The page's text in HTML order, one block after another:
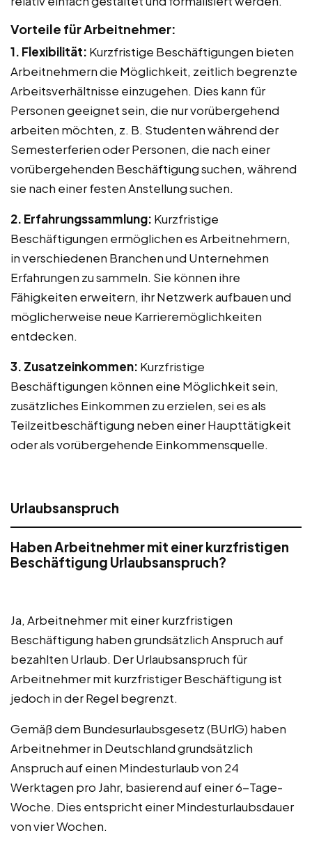
Vorteile für Arbeitnehmer:
1. Flexibilität: Kurzfristige Beschäftigungen bieten
Arbeitnehmern die Möglichkeit, zeitlich begrenzte
Arbeitsverhältnisse einzugehen. Dies kann für
Personen geeignet sein, die nur vorübergehend
arbeiten möchten, z. B. Studenten während der
Semesterferien oder Personen, die nach einer
vorübergehenden Beschäftigung suchen, während
sie nach einer festen Anstellung suchen.
2. Erfahrungssammlung: Kurzfristige
Beschäftigungen ermöglichen es Arbeitnehmern,
in verschiedenen Branchen und Unternehmen
Erfahrungen zu sammeln. Sie können ihre
Fähigkeiten erweitern, ihr Netzwerk aufbauen und
möglicherweise neue Karrieremöglichkeiten
entdecken.
3. Zusatzeinkommen: Kurzfristige
Beschäftigungen können eine Möglichkeit sein,
zusätzliches Einkommen zu erzielen, sei es als
Teilzeitbeschäftigung neben einer Haupttätigkeit
oder als vorübergehende Einkommensquelle.
Urlaubsanspruch
Haben Arbeitnehmer mit einer kurzfristigen
Beschäftigung Urlaubsanspruch?
Ja, Arbeitnehmer mit einer kurzfristigen
Beschäftigung haben grundsätzlich Anspruch auf
bezahlten Urlaub. Der Urlaubsanspruch für
Arbeitnehmer mit kurzfristiger Beschäftigung ist
jedoch in der Regel begrenzt.
Gemäß dem Bundesurlaubsgesetz (BUrlG) haben
Arbeitnehmer in Deutschland grundsätzlich
Anspruch auf einen Mindesturlaub von 24
Werktagen pro Jahr, basierend auf einer 6-Tage-
Woche. Dies entspricht einer Mindesturlaubsdauer
von vier Wochen.